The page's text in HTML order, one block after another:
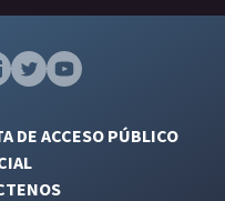
DE ACCESO PÚBLICO